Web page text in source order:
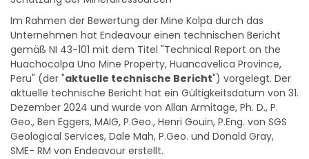
Im Rahmen der Bewertung der Mine Kolpa durch das
Unternehmen hat Endeavour einen technischen Bericht
gemäß NI 43-101 mit dem Titel "Technical Report on the
Huachocolpa Uno Mine Property, Huancavelica Province,
Peru" (der "aktuelle technische Bericht") vorgelegt. Der
aktuelle technische Bericht hat ein Gültigkeitsdatum von 31.
Dezember 2024 und wurde von Allan Armitage, Ph. D., P.
Geo., Ben Eggers, MAIG, P.Geo., Henri Gouin, P.Eng. von SGS
Geological Services, Dale Mah, P.Geo. und Donald Gray,
SME- RM von Endeavour erstellt.